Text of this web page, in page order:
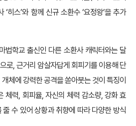
‘히스’와 함께 신규 소환수 ‘요정왕’을 추가
법학교 출신인 다른 소환사 캐릭터와는 달
로, 근거리 암살자답게 회피기를 이용해 단
체에 강력한 공격을 쏟아붓는 것이 특징이
체력, 회피율, 자신의 체력 감소량, 강화 효
수 있어 상황과 취향에 따라 다양한 방식